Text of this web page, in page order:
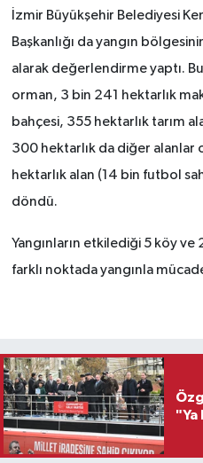
İzmir Büyükşehir Belediyesi
Başkanlığı da yangın
alarak değerlendirme yaptı.
orman, 3 bin 241 hektarlık
bahçesi, 355 hektarlık tarım
300 hektarlık da diğer alanlar
hektarlık alan (14 bin futbol
döndü.
Yangınların etkilediği 5 köy
farklı noktada yangınla
"Ya